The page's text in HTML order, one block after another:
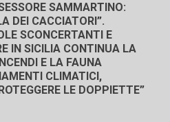
SAMMARTINO:
DEI CACCIATORI”.
SCONCERTANTI E
IN SICILIA CONTINUA LA
E LA FAUNA
CLIMATICI,
LE DOPPIETTE”